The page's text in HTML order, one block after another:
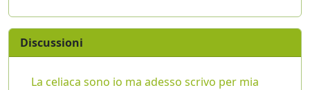
Discussioni
La celiaca sono io ma adesso scrivo per mia